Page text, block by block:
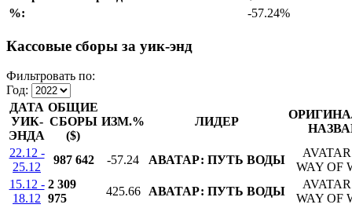
%:
-57.24%
Кассовые сборы за уик-энд
Фильтровать по:
Год:
ДАТА
УИК-
ЭНДА
ОБЩИЕ
СБОРЫ
($)
ИЗМ.% ЛИДЕР
22.12 -
25.12
987 642 -57.24 АВАТАР: ПУТЬ ВОДЫ
WAY OF
15.12 -
18.12
2 309
975
425.66 АВАТАР: ПУТЬ ВОДЫ
WAY OF